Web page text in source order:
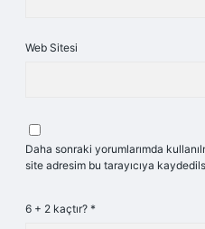
Web Sitesi
Daha sonraki yorumlarımda
site adresim bu tarayıcıya
6 + 2 kaçtır? *